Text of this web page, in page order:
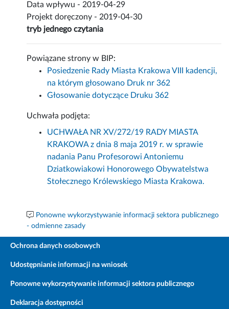
Data wpływu - 2019-04-29
Projekt doręczony - 2019-04-30
tryb jednego czytania
Powiązane strony w BIP:
Posiedzenie Rady Miasta Krakowa VIII kadencji,
na którym głosowano Druk nr 362
Głosowanie dotyczące Druku 362
Uchwała podjęta:
UCHWAŁA NR XV/272/19 RADY MIASTA
KRAKOWA z dnia 8 maja 2019 r. w sprawie
nadania Panu Profesorowi Antoniemu
Dziatkowiakowi Honorowego Obywatelstwa
Stołecznego Królewskiego Miasta Krakowa.
Ponowne wykorzystywanie informacji sektora publicznego
- odmienne zasady
Ochrona danych osobowych
Udostępnianie informacji na wniosek
Ponowne wykorzystywanie informacji sektora publicznego
Deklaracja dostępności